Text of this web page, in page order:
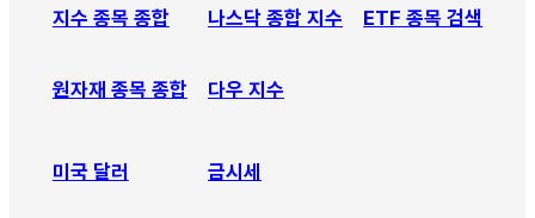
지수 종목 종합
원자재 종목 종합
미국 달러
나스닥 종합 지수
다우 지수
금시세
ETF 종목 검색